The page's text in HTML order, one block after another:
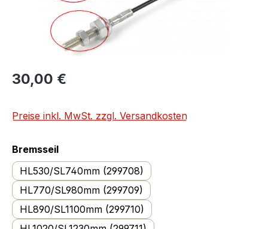
30,00 €
Preise inkl. MwSt. zzgl. Versandkosten
Bremsseilauswählen
HL530/SL740mm (299708)
HL770/SL980mm (299709)
HL890/SL1100mm (299710)